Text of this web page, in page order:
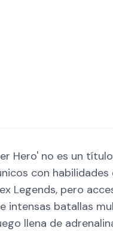
Hero' no es un
con
Legends, pero
intensas batallas
llena de